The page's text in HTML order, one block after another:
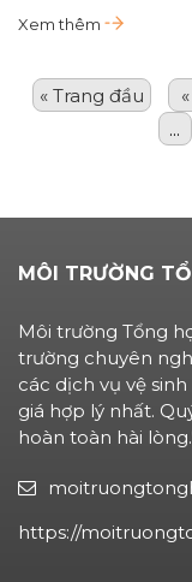
Xem thêm
« Trang đầu «
...
MÔI TRƯỜNG
Môi trường Tổng
trường chuyên
các dịch vụ vệ
giá hợp lý nhất.
hoàn toàn hài lòng.
https://